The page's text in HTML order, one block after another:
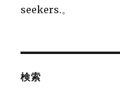
seekers.。
検索